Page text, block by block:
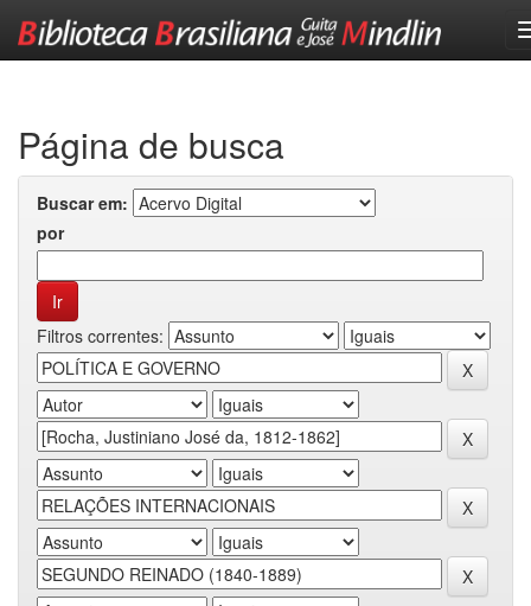
Página de busca
Buscar em:
por
Filtros correntes: